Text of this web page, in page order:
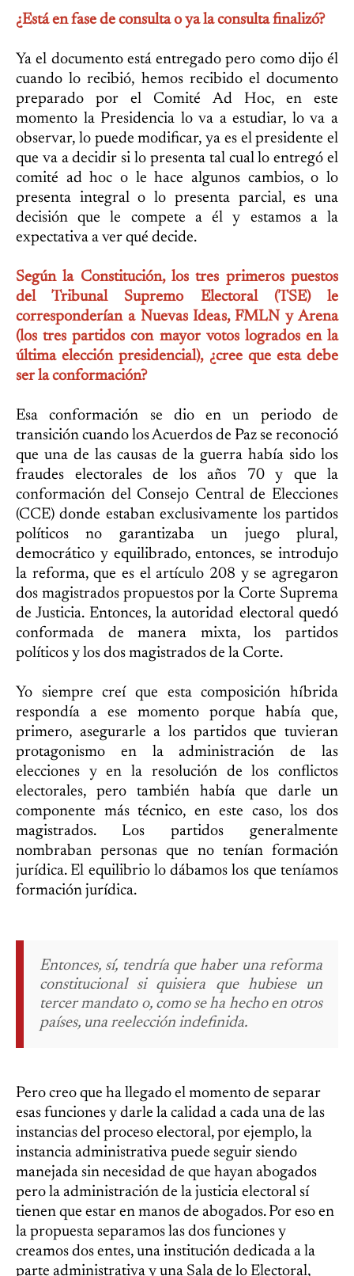
¿Está en fase de consulta o ya la consulta finalizó?
Ya el documento está entregado pero como dijo él
cuando lo recibió, hemos recibido el documento
preparado por el Comité Ad Hoc, en este
momento la Presidencia lo va a estudiar, lo va a
observar, lo puede modificar, ya es el presidente el
que va a decidir si lo presenta tal cual lo entregó el
comité ad hoc o le hace algunos cambios, o lo
presenta integral o lo presenta parcial, es una
decisión que le compete a él y estamos a la
expectativa a ver qué decide.
Según la Constitución, los tres primeros puestos
del Tribunal Supremo Electoral (TSE) le
corresponderían a Nuevas Ideas, FMLN y Arena
(los tres partidos con mayor votos logrados en la
última elección presidencial), ¿cree que esta debe
ser la conformación?
Esa conformación se dio en un periodo de
transición cuando los Acuerdos de Paz se reconoció
que una de las causas de la guerra había sido los
fraudes electorales de los años 70 y que la
conformación del Consejo Central de Elecciones
(CCE) donde estaban exclusivamente los partidos
políticos no garantizaba un juego plural,
democrático y equilibrado, entonces, se introdujo
la reforma, que es el artículo 208 y se agregaron
dos magistrados propuestos por la Corte Suprema
de Justicia. Entonces, la autoridad electoral quedó
conformada de manera mixta, los partidos
políticos y los dos magistrados de la Corte.
Yo siempre creí que esta composición híbrida
respondía a ese momento porque había que,
primero, asegurarle a los partidos que tuvieran
protagonismo en la administración de las
elecciones y en la resolución de los conflictos
electorales, pero también había que darle un
componente más técnico, en este caso, los dos
magistrados. Los partidos generalmente
nombraban personas que no tenían formación
jurídica. El equilibrio lo dábamos los que teníamos
formación jurídica.
Entonces, sí, tendría que haber una reforma
constitucional si quisiera que hubiese un
tercer mandato o, como se ha hecho en otros
países, una reelección indefinida.
Pero creo que ha llegado el momento de separar
esas funciones y darle la calidad a cada una de las
instancias del proceso electoral, por ejemplo, la
instancia administrativa puede seguir siendo
manejada sin necesidad de que hayan abogados
pero la administración de la justicia electoral sí
tienen que estar en manos de abogados. Por eso en
la propuesta separamos las dos funciones y
creamos dos entes, una institución dedicada a la
parte administrativa y una Sala de lo Electoral,